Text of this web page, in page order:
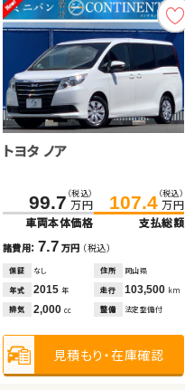
トヨタ ノア
99.7 （税込）
万円
車両本体価格
107.4（税込）
万円
支払総額
諸費用： 7.7 万円 （税込）
保証 なし 住所
岡山県
年式
2015年 走行 103,500 km
排気
2,000cc 整備 法定整備付
見積もり・在庫確認
スズキ ワゴンＲ スマイル
150.1 （税込）
万円
車両本体価格
157.1（税込）
万円
支払総額
諸費用： 7.0 万円 （税込）
保証 なし 住所
群馬県
年式
2024年 走行 4,700km
排気
660cc 整備 なし
見積もり・在庫確認
トヨタ ヴェルファイア ハイブ
584.5 （税込）
万円
車両本体価格
599.8（税込）
万円
支払総額
諸費用： 15.3万円（税込）
保証 あり 住所
秋田県
年式
2023年 走行 67,000km
排気
2,500cc 整備 法定整備付
見積もり・在庫確認
スズキ スイフト
150.1 （税込）
万円
車両本体価格
157.0（税込）
万円
支払総額
諸費用：6.9 万円 （税込）
保証 なし 住所
大分県
年式
2020年 走行 85,000km
排気
1,400cc 整備 法定整備付
見積もり・在庫確認